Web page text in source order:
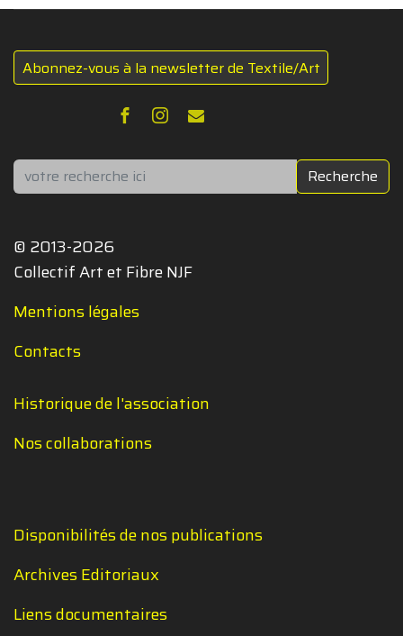
Abonnez-vous à la newsletter de Textile/Art
Rechercher Recherche
© 2013-2026
Collectif Art et Fibre NJF
Mentions légales
Contacts
Historique de l'association
Nos collaborations
Disponibilités de nos publications
Archives Editoriaux
Liens documentaires